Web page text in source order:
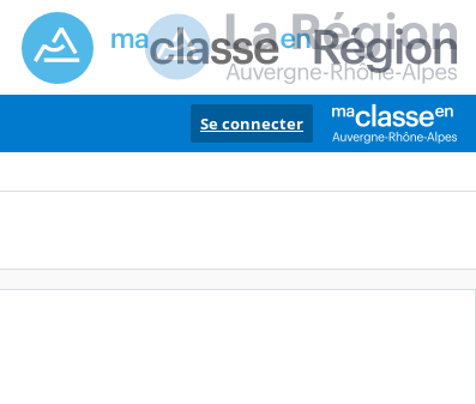
Se connecter